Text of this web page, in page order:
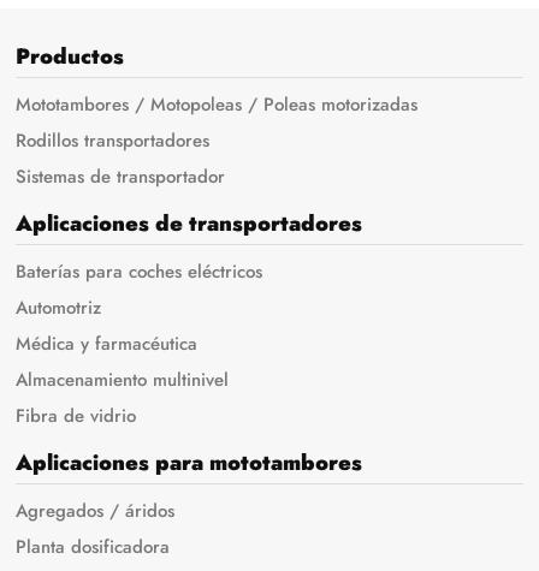
Productos
Mototambores / Motopoleas / Poleas motorizadas
Rodillos transportadores
Sistemas de transportador
Aplicaciones de transportadores
Baterías para coches eléctricos
Automotriz
Médica y farmacéutica
Almacenamiento multinivel
Fibra de vidrio
Aplicaciones para mototambores
Agregados / áridos
Planta dosificadora